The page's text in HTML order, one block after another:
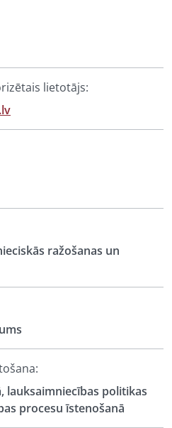
lietotājs:
ražošanas un
lauksaimniecības politikas
procesu īstenošanā